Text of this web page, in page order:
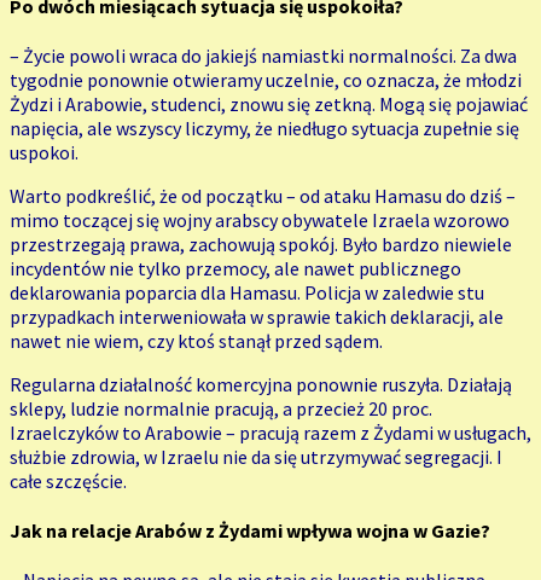
Po dwóch miesiącach sytuacja się uspokoiła?
– Życie powoli wraca do jakiejś namiastki normalności. Za dwa
tygodnie ponownie otwieramy uczelnie, co oznacza, że młodzi
Żydzi i Arabowie, studenci, znowu się zetkną. Mogą się pojawiać
napięcia, ale wszyscy liczymy, że niedługo sytuacja zupełnie się
uspokoi.
Warto podkreślić, że od początku – od ataku Hamasu do dziś –
mimo toczącej się wojny arabscy obywatele Izraela wzorowo
przestrzegają prawa, zachowują spokój. Było bardzo niewiele
incydentów nie tylko przemocy, ale nawet publicznego
deklarowania poparcia dla Hamasu. Policja w zaledwie stu
przypadkach interweniowała w sprawie takich deklaracji, ale
nawet nie wiem, czy ktoś stanął przed sądem.
Regularna działalność komercyjna ponownie ruszyła. Działają
sklepy, ludzie normalnie pracują, a przecież 20 proc.
Izraelczyków to Arabowie – pracują razem z Żydami w usługach,
służbie zdrowia, w Izraelu nie da się utrzymywać segregacji. I
całe szczęście.
Jak na relacje Arabów z Żydami wpływa wojna w Gazie?